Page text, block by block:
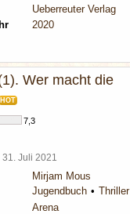
Ueberreuter Verlag
2020
Wer macht die
HOT
7,3
31. Juli 2021
Mirjam Mous
Jugendbuch
Thriller
Arena